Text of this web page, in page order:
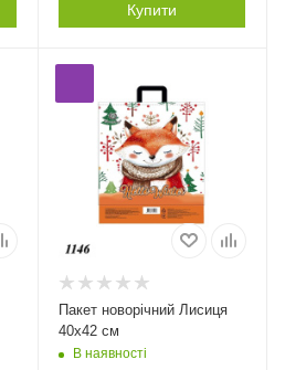
Купити
Пакет новорічний Лисиця
40х42 см
В наявності